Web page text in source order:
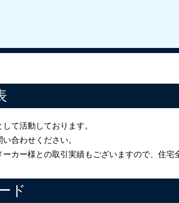
て活動しております。
合わせください。
カー様との取引実績もございますので、住
ド